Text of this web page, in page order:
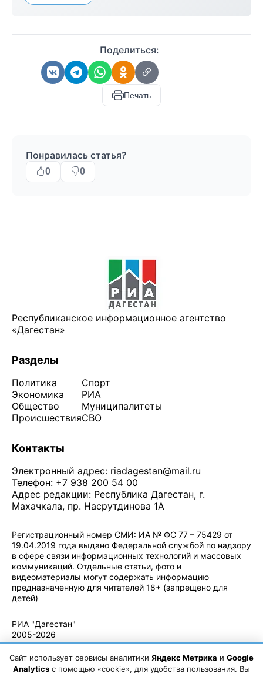
Поделиться:
Печать
Понравилась статья?
0 0
Республиканское информационное агентство
«Дагестан»
Разделы
Политика
Экономика
Общество
Происшествия
Спорт
РИА
Муниципалитеты
СВО
Контакты
Электронный адрес: riadagestan@mail.ru
Телефон: +7 938 200 54 00
Адрес редакции: Республика Дагестан, г.
Махачкала, пр. Насрутдинова 1А
Регистрационный номер СМИ: ИА № ФС 77 – 75429 от
19.04.2019 года выдано Федеральной службой по надзору
в сфере связи информационных технологий и массовых
коммуникаций. Отдельные статьи, фото и
видеоматериалы могут содержать информацию
предназначенную для читателей 18+ (запрещено для
детей)
РИА "Дагестан"
2005-2026
© - Правила
использования
материалов.
Сайт использует сервисы аналитики Яндекс Метрика и Google
Analytics с помощью «cookie», для удобства пользования. Вы